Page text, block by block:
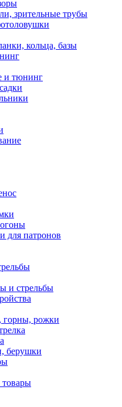
зрительные трубы
кольца, базы
и тюнинг
для патронов
и стрельбы
горны, рожки
берушки